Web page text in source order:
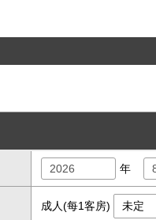
年
成人(每1客房)